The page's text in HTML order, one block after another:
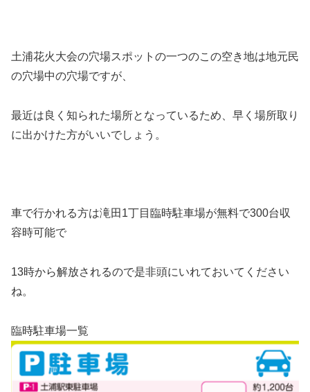
土浦花火大会の穴場スポットの一つのこの空き地は地元民
の穴場中の穴場ですが、
最近は良く知られた場所となっているため、早く場所取り
に出かけた方がいいでしょう。
車で行かれる方は滝田1丁目臨時駐車場が無料で300台収
容時可能で
13時から解放されるので是非頭にいれておいてください
ね。
臨時駐車場一覧